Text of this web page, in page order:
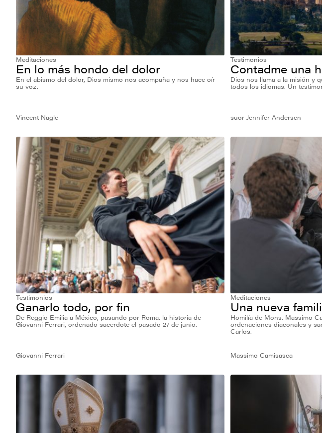
Meditaciones
En lo más hondo del dolor
En el abismo del dolor, Dios mismo nos acompaña y nos hace oír
su voz.
Vincent Nagle
Testimonios
Contadme una
Dios nos llama a la misión y
todos los idiomas. Un
suor Jennifer Andersen
Testimonios
Ganarlo todo, por fin
De Reggio Emilia a México, pasando por Roma: la historia de
Giovanni Ferrari, ordenado sacerdote el pasado 27 de junio.
Giovanni Ferrari
Meditaciones
Una nueva
Homilía de Mons. Massimo
ordenaciones diaconales y
Carlos.
Massimo Camisasca